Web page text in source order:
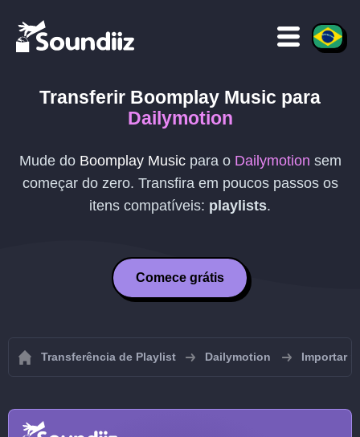
Transferir Boomplay Music para
Dailymotion
Mude do Boomplay Musicpara o Dailymotion sem
começar do zero. Transfira em poucos passos os
itens compatíveis: playlists.
Comece grátis
Transferência de Playlist Dailymotion Importar